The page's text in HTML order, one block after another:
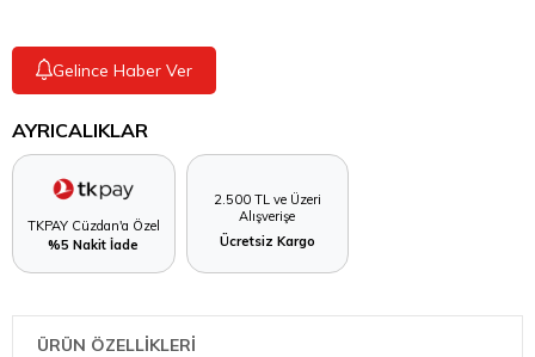
Gelince Haber Ver
AYRICALIKLAR
TKPAY Cüzdan'a Özel
%5 Nakit İade
2.500 TL ve Üzeri
Alışverişe
Ücretsiz Kargo
ÜRÜN ÖZELLİKLERİ